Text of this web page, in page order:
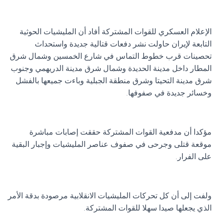
الإعلام العسكري للقوات المشتركة أفاد أن المليشيات الحوثية
التابعة لإيران حاولت نشر دفعات قتالية جديدة واستحداث
تحصينات قرب خطوط التماس في شارع الخمسين وشمال شرق
المطار داخل مدينة الحديدة وشمال شرق مدينة الدريهمي وجنوب
شرق مدينة التحيتا وشرق منطقة الجبلية وباءت جميعها بالفشل
وخسائر جديدة في صفوفها.
مؤكدا أن مدفعية القوات المشتركة حققت إصابات مباشرة
موقعة قتلى وجرحى في صفوف عناصر المليشيات وإجبار البقية
على الفرار.
ولفت إلى أن كل تحركات المليشيات الانقلابية مرصودة بدقة الأمر
الذي يجعلها صيدا سهلا للقوات المشتركة.